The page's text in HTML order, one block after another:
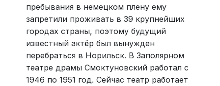
пребывания в немецком плену ему
запретили проживать в 39 крупнейших
городах страны, поэтому будущий
известный актёр был вынужден
перебраться в Норильск. В Заполярном
театре драмы Смоктуновский работал с
1946 по 1951 год. Сейчас театр работает